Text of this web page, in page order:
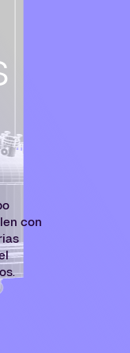
con